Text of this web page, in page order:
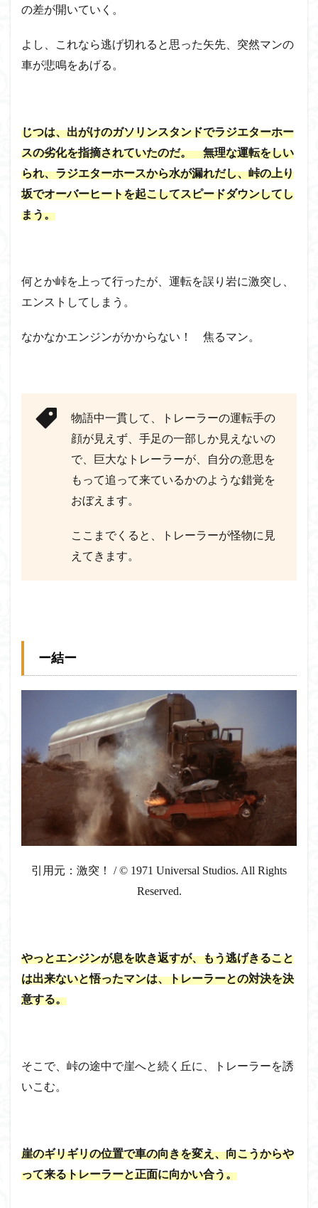
の差が開いていく。
よし、これなら逃げ切れると思った矢先、突然マンの
車が悲鳴をあげる。
じつは、出がけのガソリンスタンドでラジエターホー
スの劣化を指摘されていたのだ。 無理な運転をしい
られ、ラジエターホースから水が漏れだし、峠の上り
坂でオーバーヒートを起こしてスピードダウンしてし
まう。
何とか峠を上って行ったが、運転を誤り岩に激突し、
エンストしてしまう。
なかなかエンジンがかからない！ 焦るマン。
物語中一貫して、トレーラーの運転手の
顔が見えず、手足の一部しか見えないの
で、巨大なトレーラーが、自分の意思を
もって追って来ているかのような錯覚を
おぼえます。
ここまでくると、トレーラーが怪物に見
えてきます。
ー結ー
引用元：激突！ / © 1971 Universal Studios. All Rights
Reserved.
やっとエンジンが息を吹き返すが、もう逃げきること
は出来ないと悟ったマンは、トレーラーとの対決を決
意する。
そこで、峠の途中で崖へと続く丘に、トレーラーを誘
いこむ。
崖のギリギリの位置で車の向きを変え、向こうからや
って来るトレーラーと正面に向かい合う。